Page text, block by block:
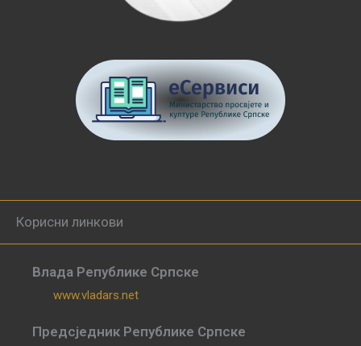
Корисни линкови
Влада Републике Српске
www.vladars.net
Предсједник Републике Српске